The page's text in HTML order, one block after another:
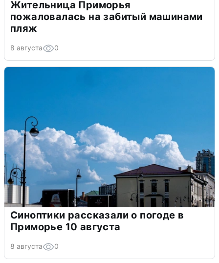
Жительница Приморья
пожаловалась на забитый машинами
пляж
8 августа 0
Синоптики рассказали о погоде в
Приморье 10 августа
8 августа 0